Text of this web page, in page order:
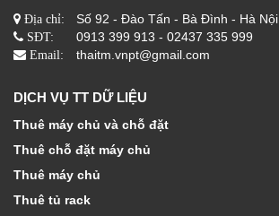
Địa chỉ: Số 92 - Đào Tấn - Bà Đình - Hà Nội
SĐT: 0913 399 913 - 02437 335 999
Email: thaitm.vnpt@gmail.com
DỊCH VỤ TT DỮ LIỆU
Thuê máy chủ và chỗ đặt
Thuê chỗ đặt máy chủ
Thuê máy chủ
Thuê tủ rack